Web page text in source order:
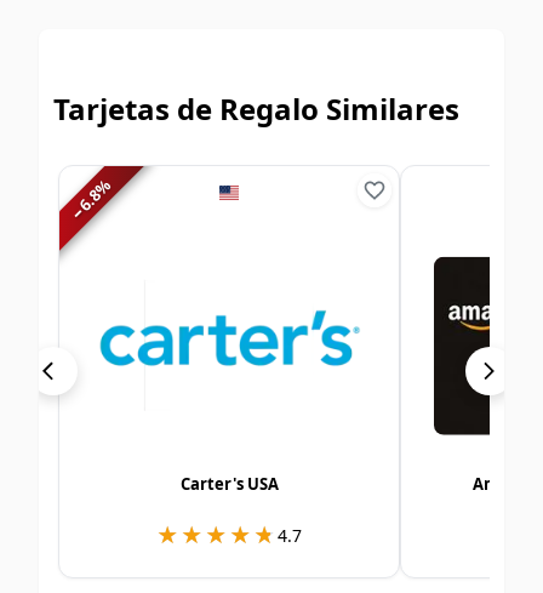
Tarjetas de Regalo Similares
−
6.8
%
Carter's USA
★★★★★
★★★★★ 4.7
Amazon